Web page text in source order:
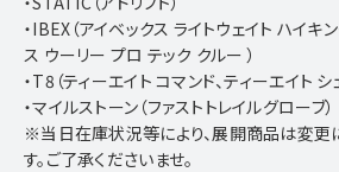
・IBEX（アイベックス ライトウェイト ハイキ
ス ウーリー プロ テック クルー ）
・T8（ティーエイト コマンド、ティーエイト シ
・マイルストーン（ファストトレイルグローブ）
※当日在庫状況等により、展開商品は変更
す。ご了承くださいませ。